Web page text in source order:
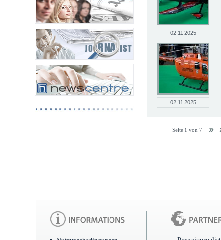
02.11.2025
02.11.2025
Seite 1 von 7